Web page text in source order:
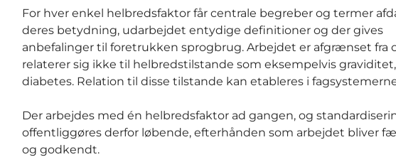
For hver enkel helbredsfaktor får centrale begreber og termer
deres betydning, udarbejdet entydige definitioner og der gives
anbefalinger til foretrukken sprogbrug. Arbejdet er afgrænset fra
relaterer sig ikke til helbredstilstande som eksempelvis graviditet,
diabetes. Relation til disse tilstande kan etableres i
Der arbejdes med én helbredsfaktor ad gangen, og
offentliggøres derfor løbende, efterhånden som arbejdet bliver
og godkendt.